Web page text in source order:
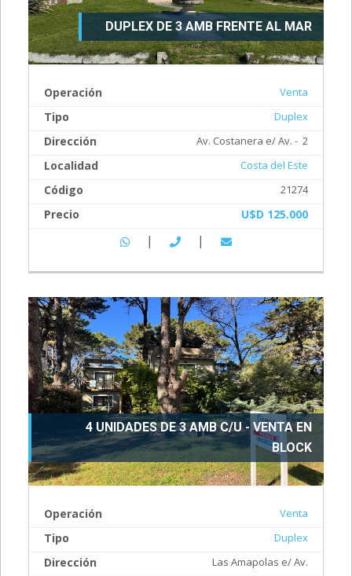
DUPLEX DE 3 AMB FRENTE AL MAR
Operación Venta
Tipo Duplex
Dirección Av. Costanera e/ Av. - 2
Localidad Costa del Este
Código 21274
Precio U$D 125.000
| |
4 UNIDADES DE 3 AMB C/U - VENTA EN
BLOCK
Operación Venta
Tipo Duplex
Dirección Las Amapolas e/ Av.